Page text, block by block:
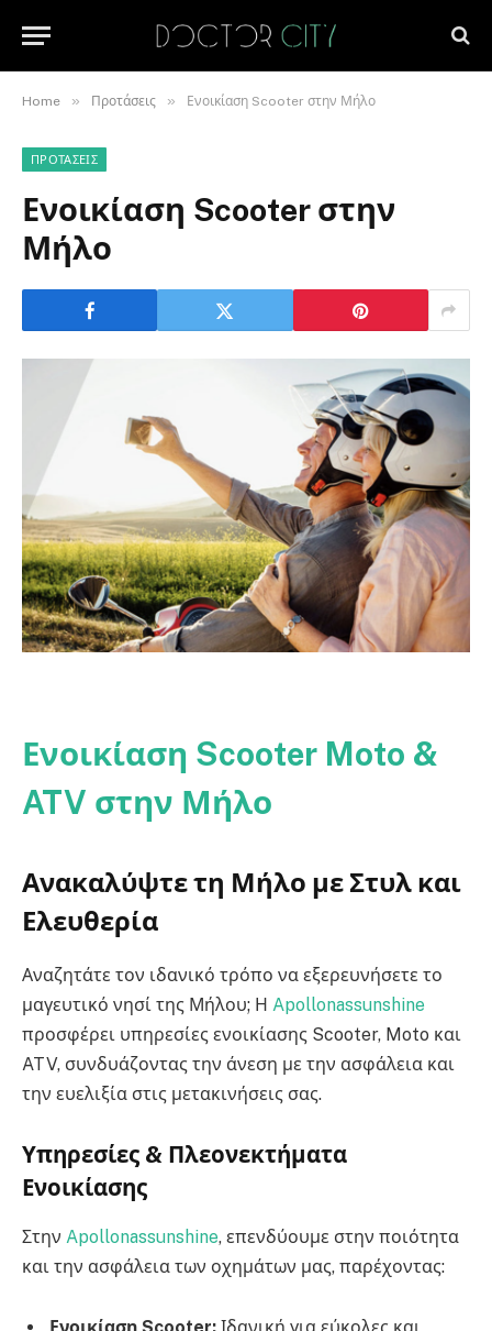
Home » Προτάσεις » Ενοικίαση Scooter στην Μήλο
ΠΡΟΤΆΣΕΙΣ
Ενοικίαση Scooter στην
Μήλο
Ενοικίαση Scooter Moto &
ATV στην Μήλο
Ανακαλύψτε τη Μήλο με Στυλ και
Ελευθερία
Αναζητάτε τον ιδανικό τρόπο να εξερευνήσετε το
μαγευτικό νησί της Μήλου; Η Apollonassunshine
προσφέρει υπηρεσίες ενοικίασης Scooter, Moto και
ATV, συνδυάζοντας την άνεση με την ασφάλεια και
την ευελιξία στις μετακινήσεις σας.
Υπηρεσίες & Πλεονεκτήματα
Ενοικίασης
Στην Apollonassunshine, επενδύουμε στην ποιότητα
και την ασφάλεια των οχημάτων μας, παρέχοντας: